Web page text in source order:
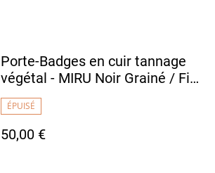
Porte-Badges en cuir tannage
végétal - MIRU Noir Grainé / Fil
Blanc
ÉPUISÉ
50,00 €